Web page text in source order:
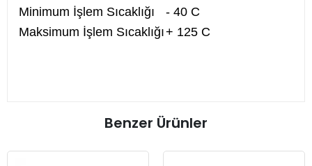
Minimum İşlem Sıcaklığı
- 40 C
Maksimum İşlem Sıcaklığı+ 125 C
Benzer Ürünler